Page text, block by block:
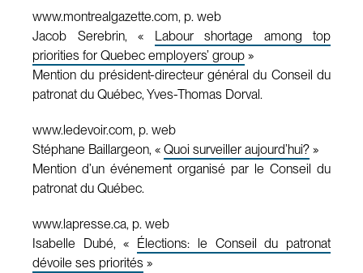
www.montrealgazette.com, p. web
Jacob Serebrin, « Labour shortage among top
priorities for Quebec employers’ group »
Mention du président-directeur général du Conseil du
patronat du Québec, Yves-Thomas Dorval.
www.ledevoir.com, p. web
Stéphane Baillargeon, « Quoi surveiller aujourd’hui? »
Mention d’un événement organisé par le Conseil du
patronat du Québec.
www.lapresse.ca, p. web
Isabelle Dubé, « Élections: le Conseil du patronat
dévoile ses priorités »